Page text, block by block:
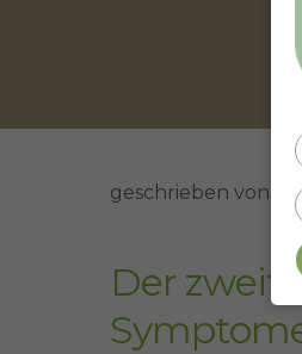
geschrieben von
Der